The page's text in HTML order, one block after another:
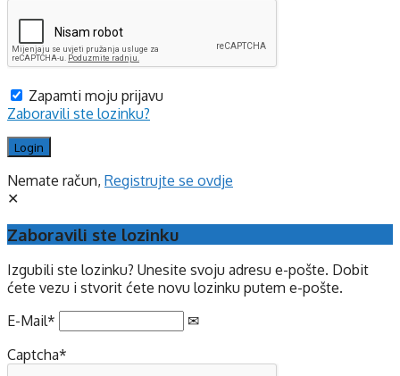
Zapamti moju prijavu
Zaboravili ste lozinku?
Nemate račun, Registrujte se ovdje
Zaboravili ste lozinku
Izgubili ste lozinku? Unesite svoju adresu e-pošte. Dobit
ćete vezu i stvorit ćete novu lozinku putem e-pošte.
E-Mail*
Captcha*